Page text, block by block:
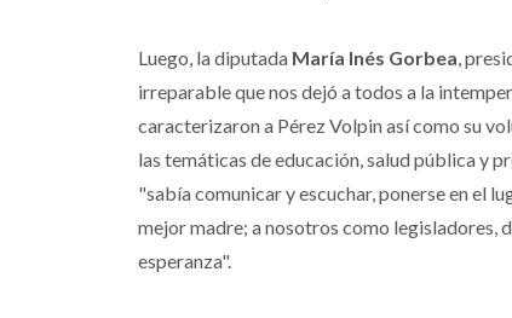
Luego, la diputada María Inés Gorbea,
irreparable que nos dejó a todos a la
caracterizaron a Pérez Volpin así como su
las temáticas de educación, salud pública y
"sabía comunicar y escuchar, ponerse en el
mejor madre; a nosotros como legisladores,
esperanza".